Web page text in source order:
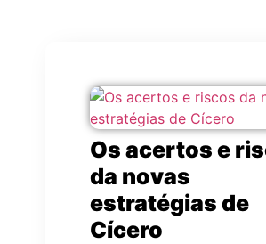
Os acertos e
da novas
estratégias de
Cícero